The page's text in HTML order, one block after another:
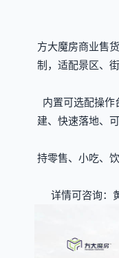
方大魔房商业售
制，适配景区、
内置可选配操作
建、快速落地、
持零售、小吃、
详情可咨询：